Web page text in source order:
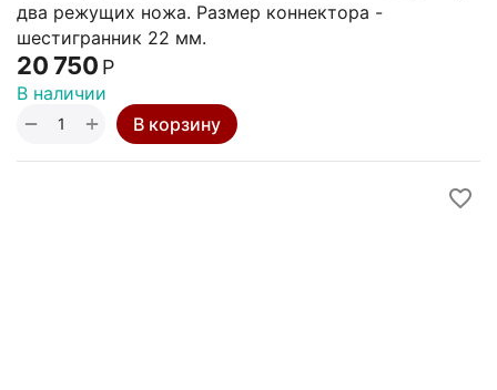
два режущих ножа. Размер коннектора -
шестигранник 22 мм.
20 750 Р
В наличии
+
− В корзину